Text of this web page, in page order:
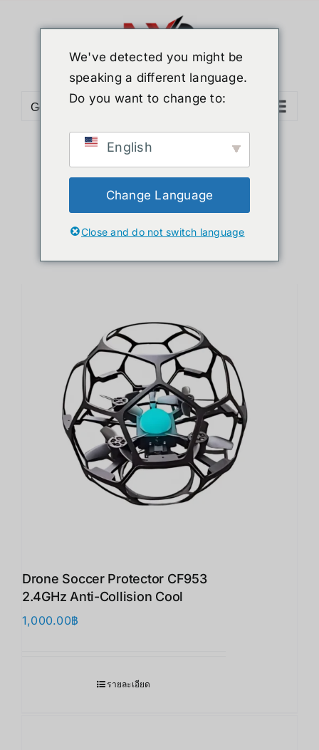
Go to...
Sort byPopularity
Show36 Products
Drone Soccer Protector CF953
2.4GHz Anti-Collision Cool
1,000.00฿
รายละเอียด
We've detected you might be
speaking a different language.
Do you want to change to:
English
Change Language
Close and do not switch language